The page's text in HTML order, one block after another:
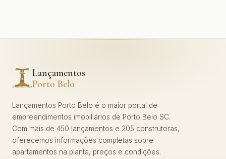
Lançamentos
Porto Belo
Lançamentos Porto Belo é o maior portal de
empreendimentos imobiliários de Porto Belo SC.
Com mais de 450 lançamentos e 205 construtoras,
oferecemos informações completas sobre
apartamentos na planta, preços e condições.